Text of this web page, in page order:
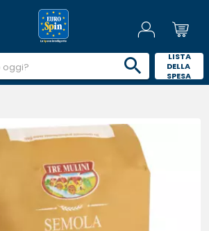
LISTA
DELLA
SPESA